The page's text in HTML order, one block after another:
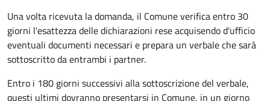
Una volta ricevuta la domanda, il Comune verifica entro 30
giorni l'esattezza delle dichiarazioni rese acquisendo d'ufficio
eventuali documenti necessari e prepara un verbale che sarà
sottoscritto da entrambi i partner.
Entro i 180 giorni successivi alla sottoscrizione del verbale,
questi ultimi dovranno presentarsi in Comune, in un giorno